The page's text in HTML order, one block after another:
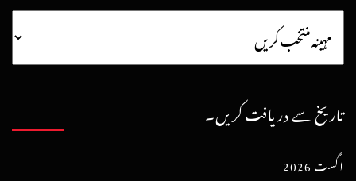
تاریخ سے دریافت کریں۔
اگست 2026